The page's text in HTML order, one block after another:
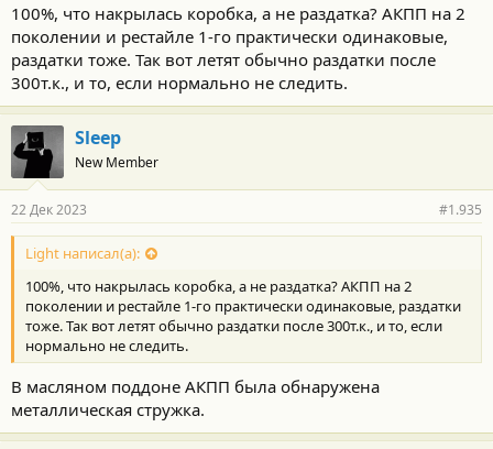
100%, что накрылась коробка, а не раздатка? АКПП на 2
поколении и рестайле 1-го практически одинаковые,
раздатки тоже. Так вот летят обычно раздатки после
300т.к., и то, если нормально не следить.
Sleep
New Member
22 Дек 2023 #1.935
Light написал(а):
100%, что накрылась коробка, а не раздатка? АКПП на 2
поколении и рестайле 1-го практически одинаковые, раздатки
тоже. Так вот летят обычно раздатки после 300т.к., и то, если
нормально не следить.
В масляном поддоне АКПП была обнаружена
металлическая стружка.